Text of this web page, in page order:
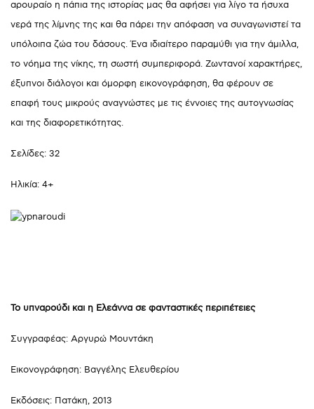
αρουραίο η πάπια της ιστορίας μας θα αφήσει για λίγο τα ήσυχα
νερά της λίμνης της και θα πάρει την απόφαση να συναγωνιστεί τα
υπόλοιπα ζώα του δάσους. Ένα ιδιαίτερο παραμύθι για την άμιλλα,
το νόημα της νίκης, τη σωστή συμπεριφορά. Ζωντανοί χαρακτήρες,
έξυπνοι διάλογοι και όμορφη εικονογράφηση, θα φέρουν σε
επαφή τους μικρούς αναγνώστες με τις έννοιες της αυτογνωσίας
και της διαφορετικότητας.
Σελίδες: 32
Ηλικία: 4+
Το υπναρούδι και η Ελεάννα σε φανταστικές περιπέτειες
Συγγραφέας: Αργυρώ Μουντάκη
Εικονογράφηση: Βαγγέλης Ελευθερίου
Εκδόσεις: Πατάκη, 2013